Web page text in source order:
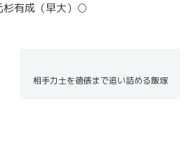
有成（早大）○
相手力士を徳俵まで追い詰める飯塚